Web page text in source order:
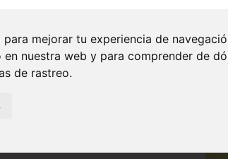
mejorar tu experiencia de
nuestra web y para comprender de
de rastreo.